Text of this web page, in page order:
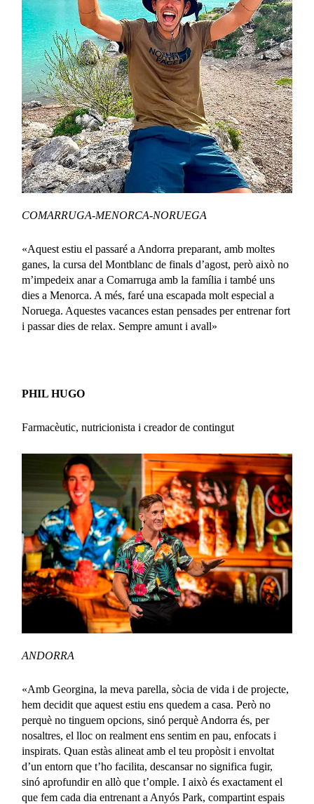
COMARRUGA-MENORCA-NORUEGA
«Aquest estiu el passaré a Andorra preparant, amb moltes
ganes, la cursa del Montblanc de finals d’agost, però això no
m’impedeix anar a Comarruga amb la família i també uns
dies a Menorca. A més, faré una escapada molt especial a
Noruega. Aquestes vacances estan pensades per entrenar fort
i passar dies de relax. Sempre amunt i avall»
PHIL HUGO
Farmacèutic, nutricionista i creador de contingut
ANDORRA
«Amb Georgina, la meva parella, sòcia de vida i de projecte,
hem decidit que aquest estiu ens quedem a casa. Però no
perquè no tinguem opcions, sinó perquè Andorra és, per
nosaltres, el lloc on realment ens sentim en pau, enfocats i
inspirats. Quan estàs alineat amb el teu propòsit i envoltat
d’un entorn que t’ho facilita, descansar no significa fugir,
sinó aprofundir en allò que t’omple. I això és exactament el
que fem cada dia entrenant a Anyós Park, compartint espais